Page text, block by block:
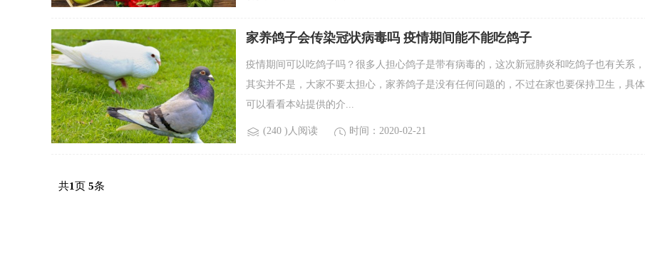
家养鸽子会传染冠状病毒吗 疫情期间能不能吃鸽子
疫情期间可以吃鸽子吗？很多人担心鸽子是带有病毒的，这次新冠肺炎和吃鸽子也有关系，
其实并不是，大家不要太担心，家养鸽子是没有任何问题的，不过在家也要保持卫生，具体
可以看看本站提供的介...
(240 )人阅读 时间：2020-02-21
共1页 5条